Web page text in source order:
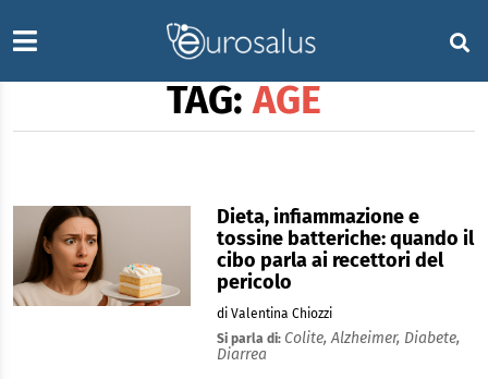
TAG: AGE
Dieta, infiammazione e
tossine batteriche: quando il
cibo parla ai recettori del
pericolo
di Valentina Chiozzi
Si parla di: Colite,Alzheimer, Diabete,
Diarrea